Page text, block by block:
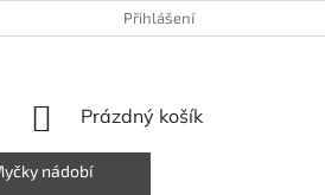
VRÁCENÍ ZBOŽÍ,
Přihlášení
NÁKUPNÍ
Prázdný košík
nádobí